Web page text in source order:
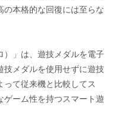
の本格的な回復には至らな
」は、遊技メダルを電子
技メダルを使用せずに遊技
って従来機と比較してス
ゲーム性を持つスマート遊